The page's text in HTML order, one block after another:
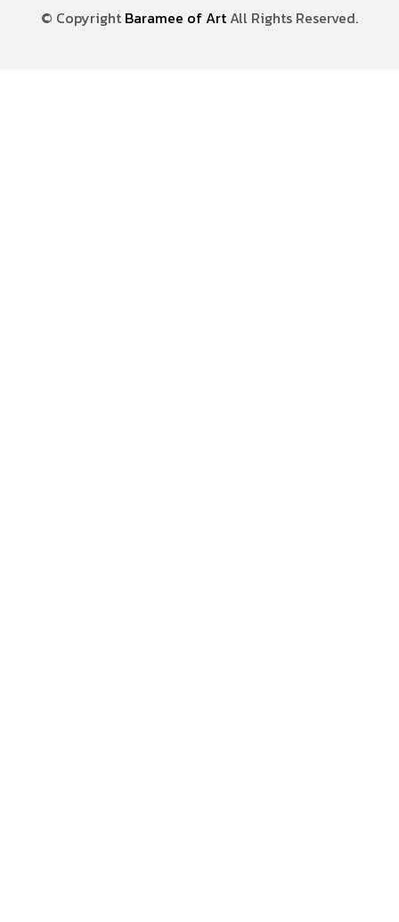
© Copyright Baramee of Art All Rights Reserved.